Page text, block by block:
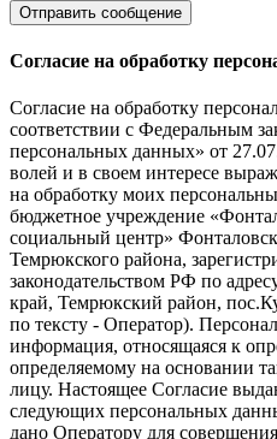
Согласие на обработку
Согласие на обработку
соответствии с Федеральным
персональных данных» от
волей и в своем интересе
на обработку моих
бюджетное учреждение
социальный центр»
Темрюкского района,
законодательством РФ по
край, Темрюкский район,
по тексту - Оператор).
информация, относящаяся к
определяемому на основании
лицу. Настоящее Согласие
следующих персональных
дано Оператору для